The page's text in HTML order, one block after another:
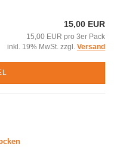
15,00 EUR
15,00 EUR pro 3er Pack
inkl. 19% MwSt. zzgl. Versand